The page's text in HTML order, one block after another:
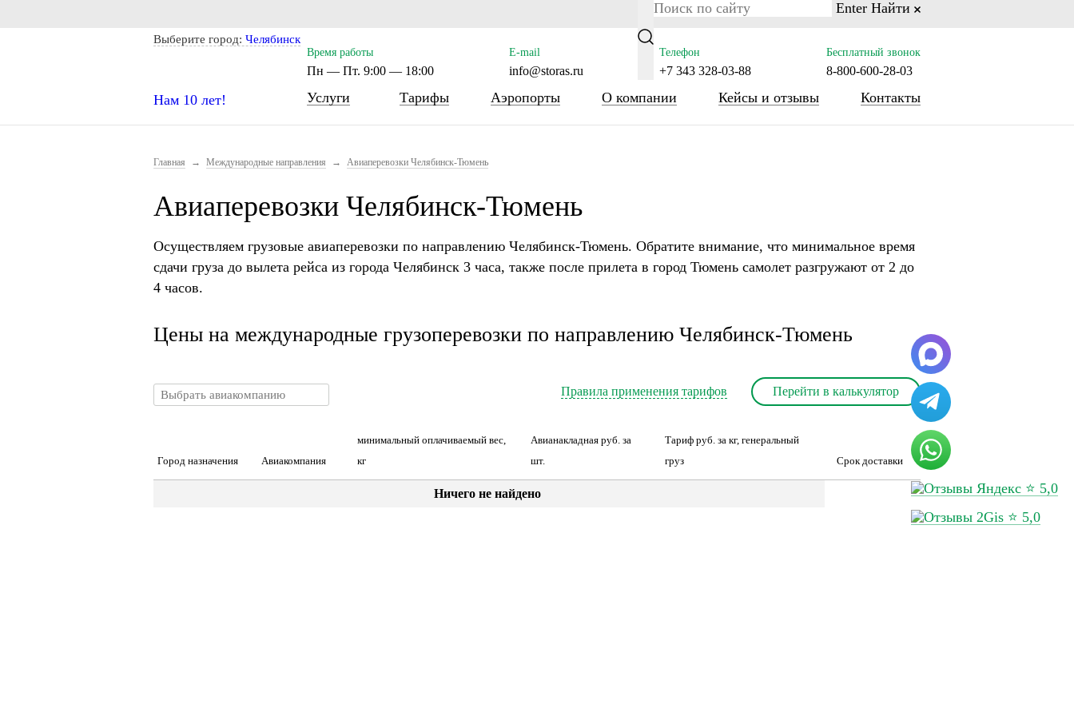
Notice: Undefined index: CITY_SELECT in /home/s/storas/storas.ru/public_html/wp-content/themes/tsl-theme/header.php on line 77
Выберите город: Челябинск
Enter Найти
Нам 10 лет!
Время работы
Пн — Пт. 9:00 — 18:00
E-mail
info@storas.ru
Телефон
+7 343 328-03-88
Бесплатный звонок
8-800-600-28-03
Услуги Тарифы Аэропорты О компании Кейсы и отзывы Контакты
Главная → Международные направления → Авиаперевозки Челябинск-Тюмень
Авиаперевозки Челябинск-Тюмень
Осуществляем грузовые авиаперевозки по направлению Челябинск-Тюмень. Обратите внимание, что минимальное время
сдачи груза до вылета рейса из города Челябинск 3 часа, также после прилета в город Тюмень самолет разгружают от 2 до
4 часов.
Цены на международные грузоперевозки по направлению Челябинск-Тюмень
Правила применения тарифов Перейти в калькулятор
Город назначения Авиакомпания
минимальный оплачиваемый вес,
кг
Авианакладная руб. за
шт.
Тариф руб. за кг, генеральный
груз
Срок доставки
Ничего не найдено
⭐ 5,0
⭐ 5,0